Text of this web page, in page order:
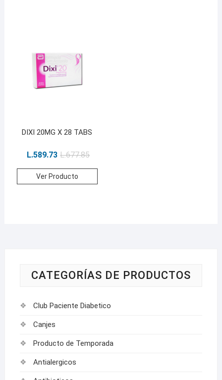
DIXI 20MG X 28 TABS
L.677.85
L.589.73
Ver Producto
CATEGORÍAS DE PRODUCTOS
Club Paciente Diabetico
Canjes
Producto de Temporada
Antialergicos